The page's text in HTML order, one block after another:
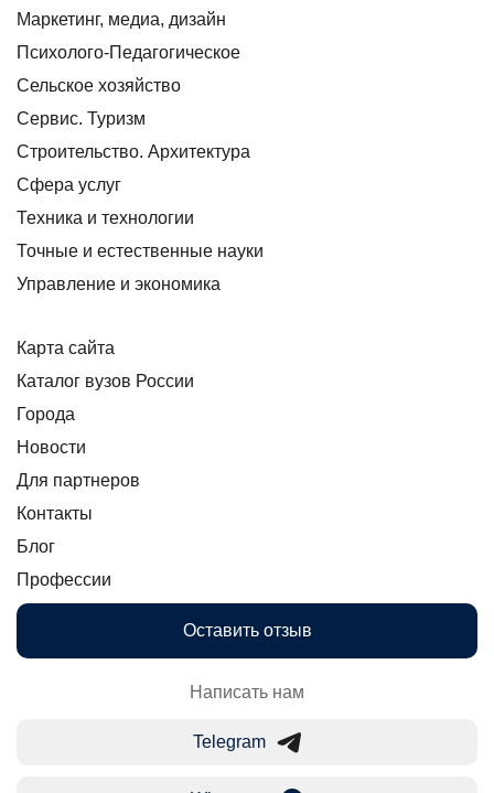
Маркетинг, медиа, дизайн
Психолого-Педагогическое
Сельское хозяйство
Сервис. Туризм
Строительство. Архитектура
Сфера услуг
Техника и технологии
Точные и естественные науки
Управление и экономика
Карта сайта
Каталог вузов России
Города
Новости
Для партнеров
Контакты
Блог
Профессии
Оставить отзыв
Написать нам
Telegram